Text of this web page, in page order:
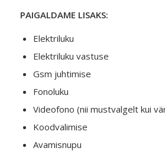
PAIGALDAME LISAKS:
Elektriluku
Elektriluku vastuse
Gsm juhtimise
Fonoluku
Videofono (nii mustvalgelt kui
Koodvalimise
Avamisnupu